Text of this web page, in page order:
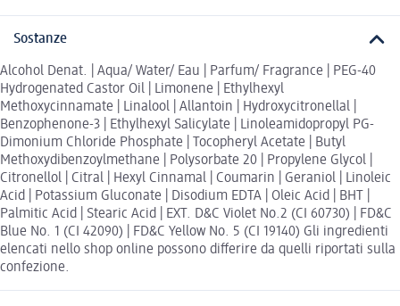
Sostanze
Alcohol Denat. | Aqua/ Water/ Eau | Parfum/ Fragrance | PEG-40
Hydrogenated Castor Oil | Limonene | Ethylhexyl
Methoxycinnamate | Linalool | Allantoin | Hydroxycitronellal |
Benzophenone-3 | Ethylhexyl Salicylate | Linoleamidopropyl PG-
Dimonium Chloride Phosphate | Tocopheryl Acetate | Butyl
Methoxydibenzoylmethane | Polysorbate 20 | Propylene Glycol |
Citronellol | Citral | Hexyl Cinnamal | Coumarin | Geraniol | Linoleic
Acid | Potassium Gluconate | Disodium EDTA | Oleic Acid | BHT |
Palmitic Acid | Stearic Acid | EXT. D&C Violet No.2 (CI 60730) | FD&C
Blue No. 1 (CI 42090) | FD&C Yellow No. 5 (CI 19140) Gli ingredienti
elencati nello shop online possono differire da quelli riportati sulla
confezione.